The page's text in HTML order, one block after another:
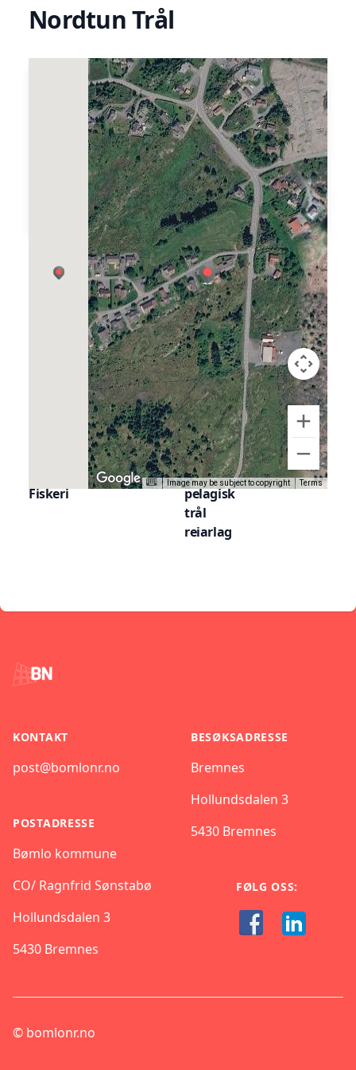
Nordtun Trål
Image may be subject to copyright Terms
Nordtun Trål er eit reiarlag på Bømlo. Dei
eig og driv fartøyet FV Mostein, og driv
pelagisk havfiske.
Google Maps
Kategoriar
Fiskeri
Taggar / Nøkkelord
pelagisk
trål
reiarlag
KONTAKT
post@bomlonr.no
POSTADRESSE
Bømlo kommune
CO/ Ragnfrid Sønstabø
Hollundsdalen 3
5430 Bremnes
BESØKSADRESSE
Bremnes
Hollundsdalen 3
5430 Bremnes
FØLG OSS:
© bomlonr.no